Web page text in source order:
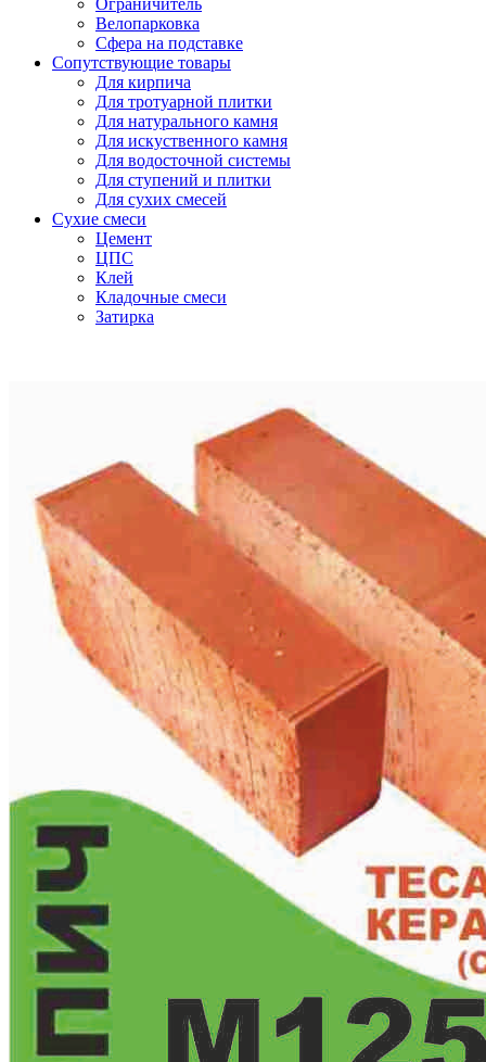
Велопарковка
Сфера на подставке
Сопутствующие товары
Для кирпича
Для тротуарной плитки
Для натурального камня
Для искуственного камня
Для водосточной системы
Для ступений и плитки
Для сухих смесей
Сухие смеси
Цемент
ЦПС
Клей
Кладочные смеси
Затирка